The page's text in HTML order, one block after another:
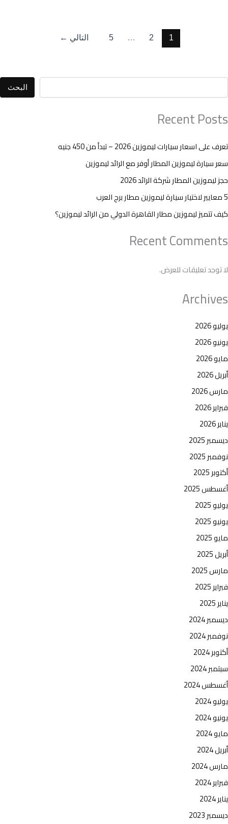
1
2
…
5 التالي ←
البحث
Recent Posts
تعرف على اسعار سيارات ليموزين 2026 – تبدأ من 450 جنيه
سعر سيارة ليموزين المطار أوفر مع الرائد ليموزين
حجز ليموزين المطار شركة الرائد 2026
5 معايير لاختيار سيارة ليموزين مطار برج العرب
كيف تتميز ليموزين مطار القاهرة الدولي من الرائد ليموزين؟
Recent Comments
لا توجد تعليقات للعرض.
Archives
يوليو 2026
يونيو 2026
مايو 2026
أبريل 2026
مارس 2026
فبراير 2026
يناير 2026
ديسمبر 2025
نوفمبر 2025
أكتوبر 2025
أغسطس 2025
يوليو 2025
يونيو 2025
مايو 2025
أبريل 2025
مارس 2025
فبراير 2025
يناير 2025
ديسمبر 2024
نوفمبر 2024
أكتوبر 2024
سبتمبر 2024
أغسطس 2024
يوليو 2024
يونيو 2024
مايو 2024
أبريل 2024
مارس 2024
فبراير 2024
يناير 2024
ديسمبر 2023